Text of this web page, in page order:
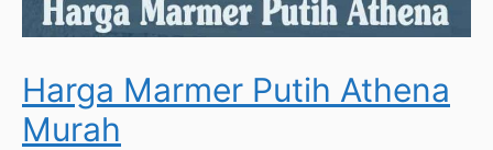
Harga Marmer Putih Athena
Murah